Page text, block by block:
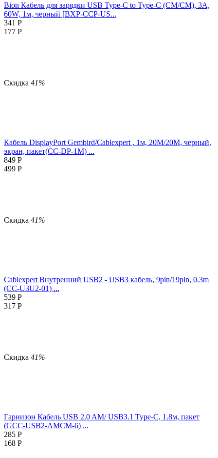
Bion Кабель для зарядки USB Type-C to Type-C (CM/CM), 3A,
60W, 1м, черный [BXP-CCP-US...
341 Р
177 Р
Скидка 41%
Кабель DisplayPort Gembird/Cablexpert , 1м, 20M/20M, черный,
экран, пакет(CC-DP-1M) ...
849 Р
499 Р
Скидка 41%
Cablexpert Внутренний USB2 - USB3 кабель, 9pin/19pin, 0.3m
(CC-U3U2-01) ...
539 Р
317 Р
Скидка 41%
Гарнизон Кабель USB 2.0 AM/ USB3.1 Type-C, 1.8м, пакет
(GCC-USB2-AMCM-6) ...
285 Р
168 Р